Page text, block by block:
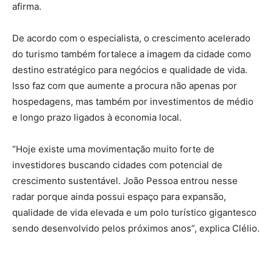
afirma.
De acordo com o especialista, o crescimento acelerado
do turismo também fortalece a imagem da cidade como
destino estratégico para negócios e qualidade de vida.
Isso faz com que aumente a procura não apenas por
hospedagens, mas também por investimentos de médio
e longo prazo ligados à economia local.
“Hoje existe uma movimentação muito forte de
investidores buscando cidades com potencial de
crescimento sustentável. João Pessoa entrou nesse
radar porque ainda possui espaço para expansão,
qualidade de vida elevada e um polo turístico gigantesco
sendo desenvolvido pelos próximos anos”, explica Clélio.